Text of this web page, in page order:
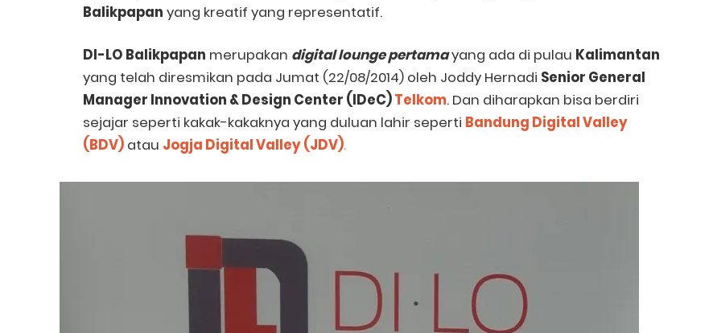
Balikpapan yang kreatif yang representatif.
DI-LO Balikpapan merupakan digital lounge pertamayang ada di pulau Kalimantan
yang telah diresmikan pada Jumat (22/08/2014) oleh Joddy Hernadi Senior General
Manager Innovation & Design Center (IDeC)Telkom. Dan diharapkan bisa berdiri
sejajar seperti kakak-kakaknya yang duluan lahir seperti Bandung Digital Valley
(BDV) atau Jogja Digital Valley (JDV).